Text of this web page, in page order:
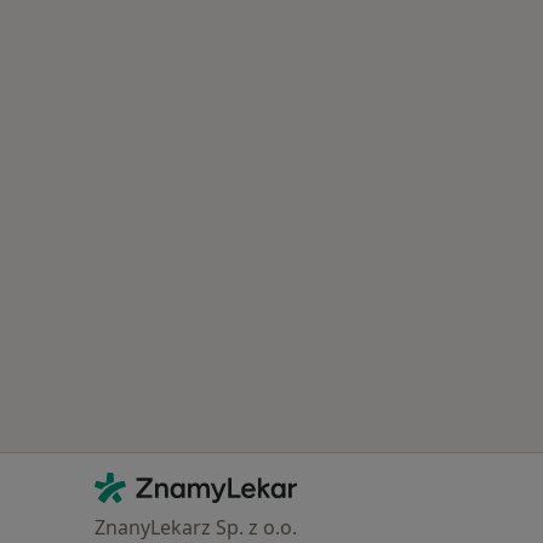
Kontakt
ZnamyLekar - Hlavní stránka
ZnanyLekarz Sp. z o.o.